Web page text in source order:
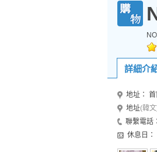
詳細介
地址：
地址(韓
聯繫電話
休息日：